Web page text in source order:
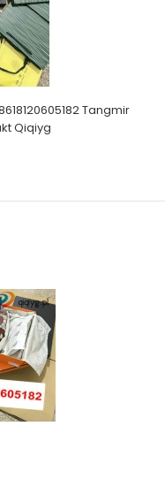
Tangmir
Qiqiyg